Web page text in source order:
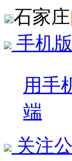
石家庄
手机版
用手
端
关注